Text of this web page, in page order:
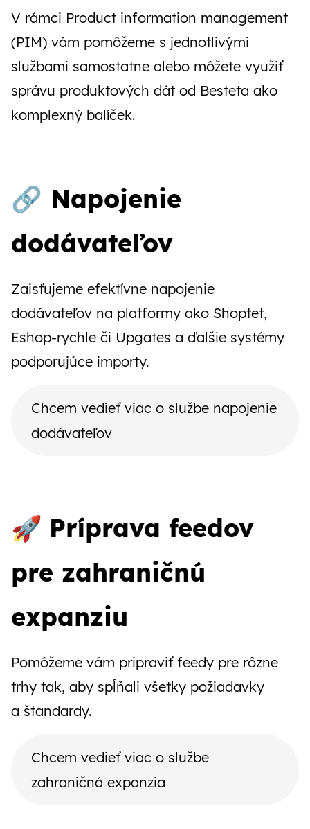
V rámci Product information management
(PIM) vám pomôžeme s jednotlivými
službami samostatne alebo môžete využiť
správu produktových dát od Besteta ako
komplexný balíček.
🔗 Napojenie
dodávateľov
Zaisťujeme efektívne napojenie
dodávateľov na platformy ako Shoptet,
Eshop-rychle či Upgates a ďalšie systémy
podporujúce importy.
Chcem vedieť viac o službe napojenie
dodávateľov
🚀 Príprava feedov
pre zahraničnú
expanziu
Pomôžeme vám pripraviť feedy pre rôzne
trhy tak, aby spĺňali všetky požiadavky
a štandardy.
Chcem vedieť viac o službe
zahraničná expanzia